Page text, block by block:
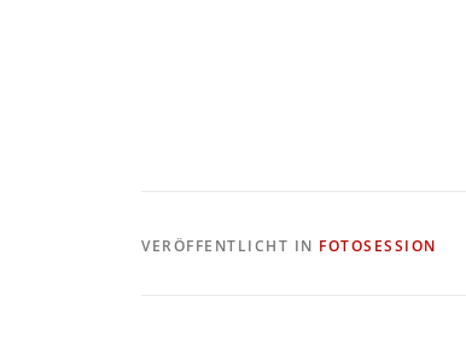
VERÖFFENTLICHT IN FOTOSESSION